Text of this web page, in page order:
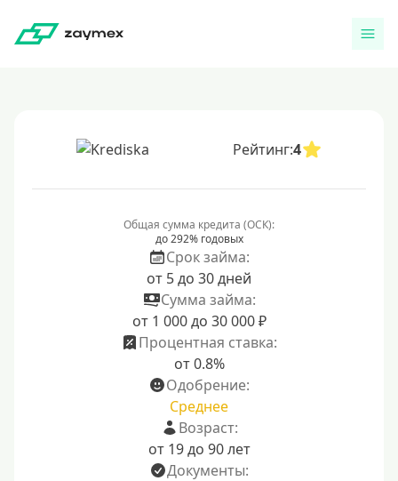
Рейтинг:4
Общая сумма кредита (ОСК):
до 292% годовых
Срок займа:
от 5 до 30 дней
Сумма займа:
от 1 000 до 30 000 ₽
Процентная ставка:
от 0.8%
Одобрение:
Среднее
Возраст:
от 19 до 90 лет
Документы: